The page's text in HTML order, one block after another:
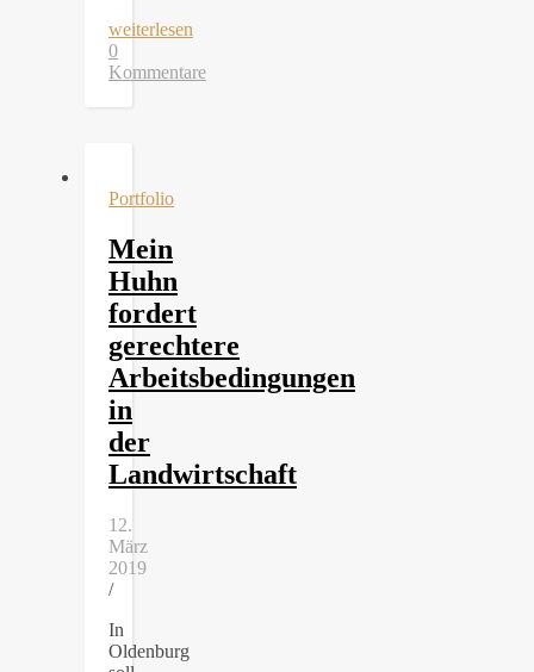
weiterlesen
0
Kommentare
Portfolio
Mein
Huhn
fordert
gerechtere
Arbeitsbedingungen
in
der
Landwirtschaft
12.
März
2019
/
In
Oldenburg